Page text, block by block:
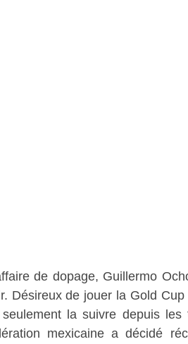
de dopage, Guillermo
Désireux de jouer la Gold
la suivre depuis les
mexicaine a décidé